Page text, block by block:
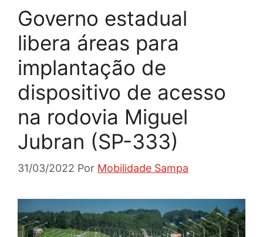
Governo estadual
libera áreas para
implantação de
dispositivo de acesso
na rodovia Miguel
Jubran (SP-333)
31/03/2022 Por Mobilidade Sampa